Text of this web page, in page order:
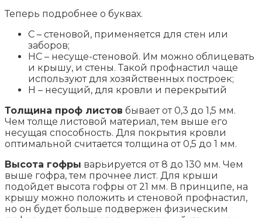
Теперь подробнее о буквах.
С – стеновой, применяется для стен или
заборов;
НС – несуще-стеновой. Им можно облицевать
и крышу, и стены. Такой профнастил чаще
используют для хозяйственных построек;
Н – несущий, для кровли и перекрытий
Толщина проф листов бывает от 0,3 до 1,5 мм.
Чем толще листовой материал, тем выше его
несущая способность. Для покрытия кровли
оптимальной считается толщина от 0,5 до 1 мм.
Высота гофры варьируется от 8 до 130 мм. Чем
выше гофра, тем прочнее лист. Для крыши
подойдет высота гофры от 21 мм. В принципе, на
крышу можно положить и стеновой профнастил,
но он будет больше подвержен физическим